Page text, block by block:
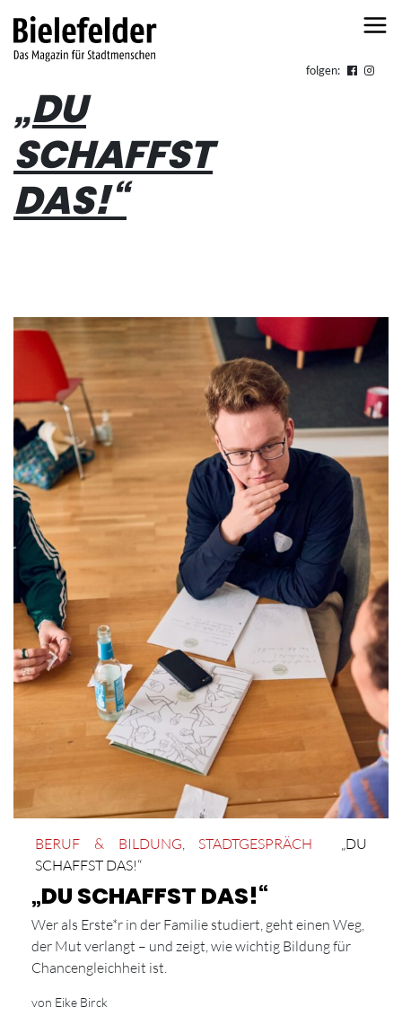
folgen:
„DU
SCHAFFST
DAS!“
BERUF & BILDUNG STADTGESPRÄCH
„DU
SCHAFFST DAS!“
„DU SCHAFFST DAS!“
Wer als Erste*r in der Familie studiert, geht einen Weg,
der Mut verlangt – und zeigt, wie wichtig Bildung für
Chancengleichheit ist.
von Eike Birck